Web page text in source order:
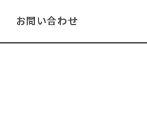
お問い合わせ